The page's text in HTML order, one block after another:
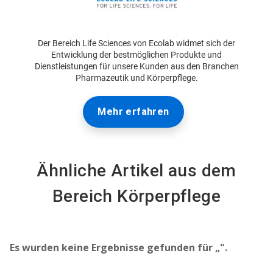
Der Bereich Life Sciences von Ecolab widmet sich der
Entwicklung der bestmöglichen Produkte und
Dienstleistungen für unsere Kunden aus den Branchen
Pharmazeutik und Körperpflege.
Mehr erfahren
Ähnliche Artikel aus dem
Bereich Körperpflege
Es wurden keine Ergebnisse gefunden für „".